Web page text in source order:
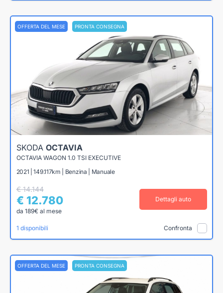
OFFERTA DEL MESE PRONTA CONSEGNA
SKODA OCTAVIA
OCTAVIA WAGON 1.0 TSI EXECUTIVE
2021 | 149.117km | Benzina | Manuale
€ 14.144
€ 12.780
da 189€ al mese
Dettagli auto
1 disponibili Confronta
OFFERTA DEL MESE PRONTA CONSEGNA